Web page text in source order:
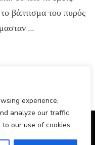
experience,
analyze our traffic.
our use of cookies.
βάπτισμα του πυρός
…
. All Rights Reserved.
Blossom Themes.